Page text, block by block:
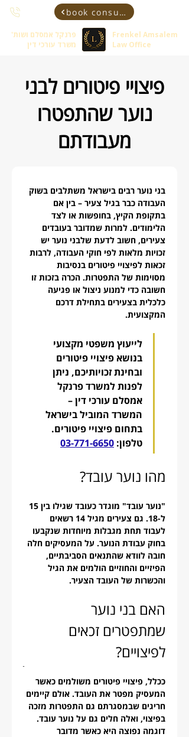
book consultant
פרנקל אמסלם ושות'
משרד עורכי דין
Frenkel Amsalem
Law Office
פיצויי פיטורים לבני
נוער שהתפטרו
מעבודתם
בני נוער רבים בישראל משתלבים בשוק
העבודה כבר בגיל צעיר – בין אם
בתקופת הקיץ, בחופשות או לצד
הלימודים. למרות שמדובר בעובדים
צעירים, חשוב לדעת שלבני נוער יש
זכויות מלאות לפי חוקי העבודה, לרבות
זכאות לפיצויי פיטורים בנסיבות
מסוימות של התפטרות. הכרה בזכות זו
חשובה כדי למנוע ניצול או פגיעה
כלכלית בצעירים בתחילת דרכם
המקצועית.
לייעוץ משפטי מקצועי
בנושא פיצויי פיטורים
ובחינת זכויותיכם, ניתן
לפנות למשרד פרנקל
אמסלם עורכי דין –
המשרד המוביל בישראל
בתחום פיצויי פיטורים.
טלפון: 03-771-6650
מהו נוער עובד?
ל-18. גם צעירים מגיל 14 רשאים
לעבוד תחת מגבלות מיוחדות שנקבעו
בחוק עבודת הנוער. על המעסיקים חלה
חובה לוודא שהתנאים הסביבתיים,
הפיזיים והחוזיים הולמים את הגיל
והכשרות של העובד הצעיר.
האם בני נוער
שמתפטרים זכאים
לפיצויים?
ככלל, פיצויי פיטורים משולמים כאשר
המעסיק מפטר את העובד. אולם קיימים
חריגים שבמסגרתם גם התפטרות מזכה
בפיצוי, ואלה חלים גם על נוער עובד.
דוגמה נפוצה היא כאשר מדובר